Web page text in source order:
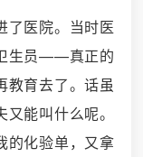
了医院。当时医
生员——真正的
教育去了。话虽
能叫什么呢。
的化验单，又拿